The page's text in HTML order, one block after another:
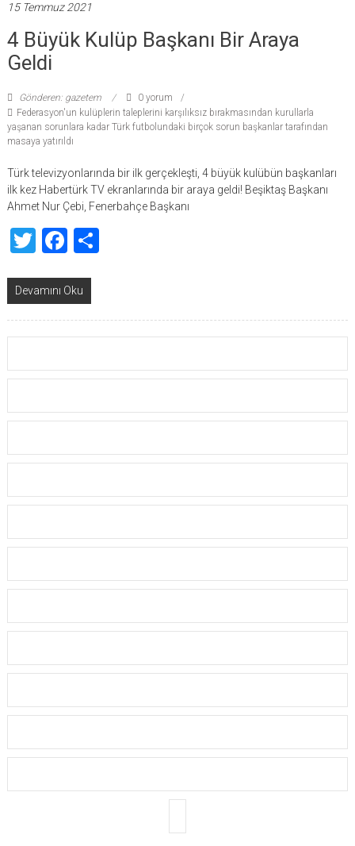
15 Temmuz 2021
4 Büyük Kulüp Başkanı Bir Araya
Geldi
Gönderen: gazetem
0 yorum
Federasyon'un kulüplerin taleplerini karşılıksız bırakmasından kurullarla
yaşanan sorunlara kadar Türk futbolundaki birçok sorun başkanlar tarafından
masaya yatırıldı
Türk televizyonlarında bir ilk gerçekleşti, 4 büyük kulübün başkanları
ilk kez Habertürk TV ekranlarında bir araya geldi! Beşiktaş Başkanı
Ahmet Nur Çebi, Fenerbahçe Başkanı
TwitterFacebook
Share
Devamını Oku